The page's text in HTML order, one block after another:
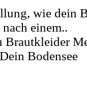
wie dein
einem..
Brautkleider
Bodensee